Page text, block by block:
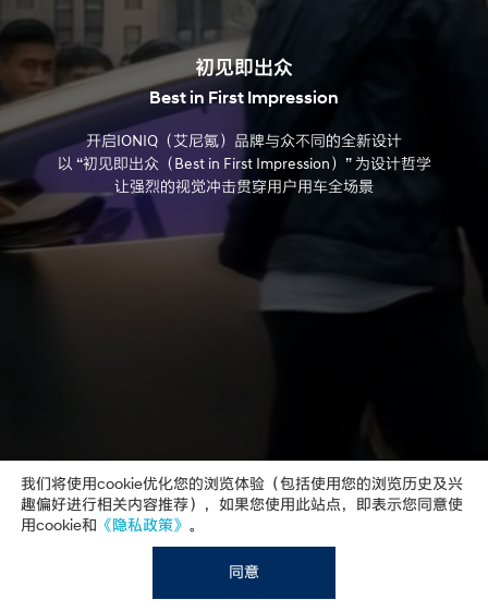
我们将使用cookie优化您的浏览体验（包括使用您的浏览历史及兴
趣偏好进行相关内容推荐），如果您使用此站点，即表示您同意使
用cookie和 《隐私政策》 。
同意